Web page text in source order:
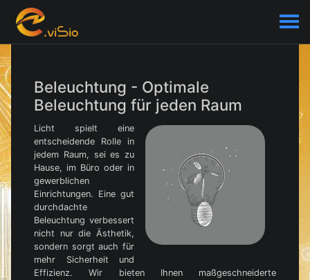
Beleuchtung - Optimale
Beleuchtung für jeden Raum
Licht spielt eine
entscheidende Rolle in
jedem Raum, sei es zu
Hause, im Büro oder in
gewerblichen
Einrichtungen. Eine gut
durchdachte
Beleuchtung verbessert
nicht nur die Ästhetik,
sondern sorgt auch für
mehr Sicherheit und
Effizienz. Wir bieten Ihnen maßgeschneiderte